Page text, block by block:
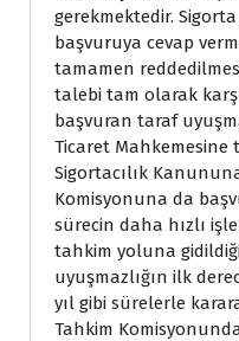
gerekmektedir.
başvuruya cevap
tamamen
talebi tam olarak
başvuran taraf
Ticaret Mahkemesine
Sigortacılık
Komisyonuna da
sürecin daha hızlı
tahkim yoluna
uyuşmazlığın ilk
yıl gibi sürelerle
Tahkim